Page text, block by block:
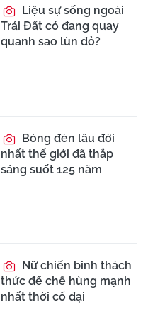
Liệu sự sống ngoài
Trái Đất có đang quay
quanh sao lùn đỏ?
Bóng đèn lâu đời
nhất thế giới đã thắp
sáng suốt 125 năm
Nữ chiến binh thách
thức đế chế hùng mạnh
nhất thời cổ đại